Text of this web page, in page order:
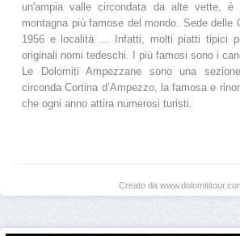
un'ampia valle circondata da alte vette, è
montagna più famose del mondo. Sede delle
1956 e località ... Infatti, molti piatti tipici
originali nomi tedeschi. I più famosi sono i
Le Dolomiti Ampezzane sono una
circonda Cortina d’Ampezzo, la famosa e
che ogni anno attira numerosi turisti.
Creato da